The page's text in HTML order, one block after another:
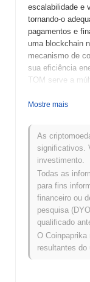
escalabilidade e
tornando-o
pagamentos e
uma blockchain
mecanismo de
sua eficiência
TOM serve a
que os
TOMCoin se
técnicas
a privacidade
jogador
atraindo tanto
busca de uma
Quando e
O TOMCoin
fundadora
técnica do
Mostre mais
As
significativos.
investimento.
Todas as
para fins
financeiro ou
pesquisa
qualificado
O Coinpaprika
resultantes do